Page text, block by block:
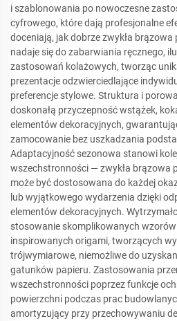
i szablonowania po nowoczesne
cyfrowego, które dają profesjonalne
doceniają, jak dobrze zwykła
nadaje się do zabarwiania ręcznego,
zastosowań kolażowych, tworząc
prezentacje odzwierciedlające
preferencje stylowe. Struktura i
doskonałą przyczepność wstążek,
elementów dekoracyjnych,
zamocowanie bez uszkadzania
Adaptacyjność sezonowa stanowi
wszechstronności — zwykła brązowa
może być dostosowana do każdej
lub wyjątkowego wydarzenia dzięki
elementów dekoracyjnych.
stosowanie skomplikowanych
inspirowanych origami, tworzących
trójwymiarowe, niemożliwe do
gatunków papieru. Zastosowania
wszechstronności poprzez funkcje
powierzchni podczas prac
amortyzujący przy przechowywaniu